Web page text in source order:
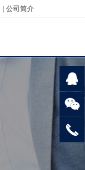
公司简介